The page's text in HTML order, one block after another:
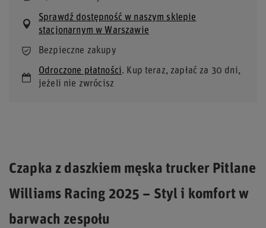
Sprawdź dostępność w naszym sklepie
stacjonarnym w Warszawie
Bezpieczne zakupy
Odroczone płatności. Kup teraz, zapłać za 30 dni,
jeżeli nie zwrócisz
Czapka z daszkiem męska trucker Pitlane
Williams Racing 2025 – Styl i komfort w
barwach zespołu